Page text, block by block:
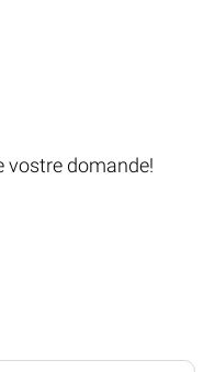
vostre domande!